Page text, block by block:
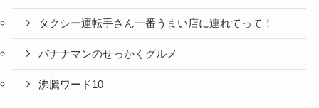
タクシー運転手さん一番うまい店に連れてって！
バナナマンのせっかくグルメ
沸騰ワード10